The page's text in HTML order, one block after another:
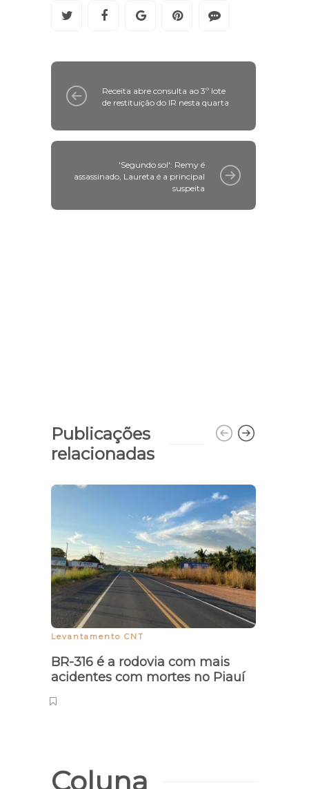
Receita abre consulta ao 3º lote
de restituição do IR nesta quarta
'Segundo sol': Remy é
assassinado, Laureta é a principal
suspeita
Publicações
relacionadas
Levantamento CNT
BR-316 é a rodovia com mais
acidentes com mortes no Piauí
Coluna